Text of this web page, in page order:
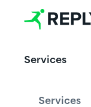
Services
Services